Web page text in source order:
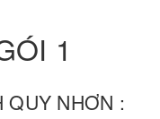
1
QUY NHƠN :